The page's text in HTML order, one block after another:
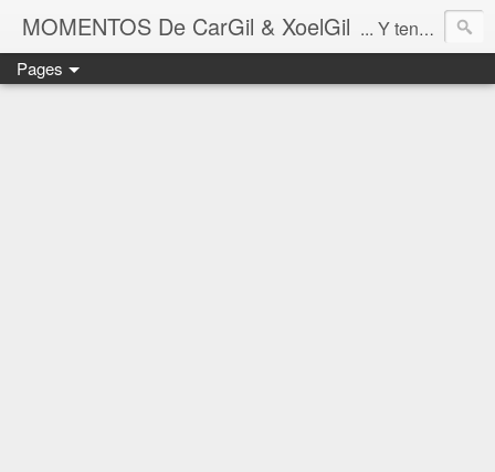
MOMENTOS De CarGil & XoelGil ... Y tengan cuidado ahí fuera, por favor.
Pages